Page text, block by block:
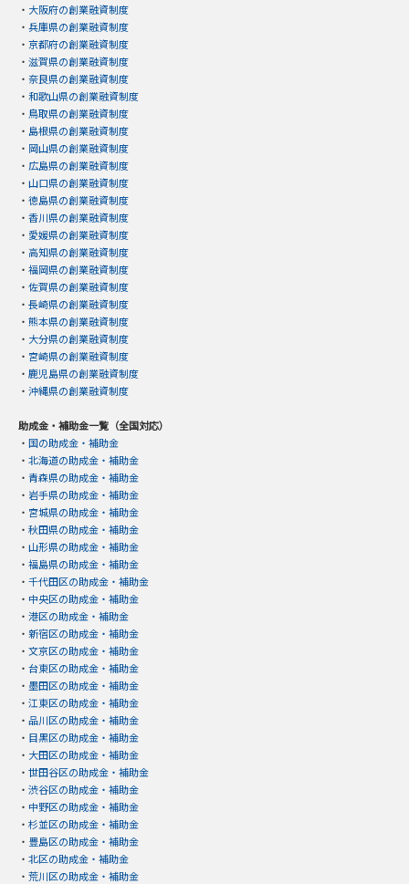
・ 大阪府の創業融資制度
・ 兵庫県の創業融資制度
・ 京都府の創業融資制度
・ 滋賀県の創業融資制度
・ 奈良県の創業融資制度
・ 和歌山県の創業融資制度
・ 鳥取県の創業融資制度
・ 島根県の創業融資制度
・ 岡山県の創業融資制度
・ 広島県の創業融資制度
・ 山口県の創業融資制度
・ 徳島県の創業融資制度
・ 香川県の創業融資制度
・ 愛媛県の創業融資制度
・ 高知県の創業融資制度
・ 福岡県の創業融資制度
・ 佐賀県の創業融資制度
・ 長崎県の創業融資制度
・ 熊本県の創業融資制度
・ 大分県の創業融資制度
・ 宮崎県の創業融資制度
・ 鹿児島県の創業融資制度
・ 沖縄県の創業融資制度
助成金・補助金一覧（全国対応）
・ 国の助成金・補助金
・ 北海道の助成金・補助金
・ 青森県の助成金・補助金
・ 岩手県の助成金・補助金
・ 宮城県の助成金・補助金
・ 秋田県の助成金・補助金
・ 山形県の助成金・補助金
・ 福島県の助成金・補助金
・ 千代田区の助成金・補助金
・ 中央区の助成金・補助金
・ 港区の助成金・補助金
・ 新宿区の助成金・補助金
・ 文京区の助成金・補助金
・ 台東区の助成金・補助金
・ 墨田区の助成金・補助金
・ 江東区の助成金・補助金
・ 品川区の助成金・補助金
・ 目黒区の助成金・補助金
・ 大田区の助成金・補助金
・ 世田谷区の助成金・補助金
・ 渋谷区の助成金・補助金
・ 中野区の助成金・補助金
・ 杉並区の助成金・補助金
・ 豊島区の助成金・補助金
・ 北区の助成金・補助金
・ 荒川区の助成金・補助金